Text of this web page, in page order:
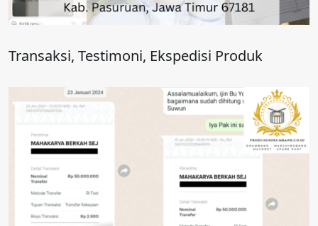
Transaksi, Testimoni, Ekspedisi Produk